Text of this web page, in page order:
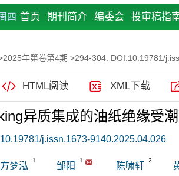
四 首页 期刊简介 编委会 投审稿指
2025年第卷第4期 >294-304. DOI:10.19781/
HTML阅读 XML下载
异质集成的油纸绝缘受
10.19781/j.issn.1673-9140.2025.04.026
方梦泓
1
邹阳
1
陈啸轩
2